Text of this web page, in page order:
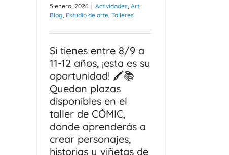
5 enero, 2026 | Actividades, Art,
Blog, Estudio de arte, Talleres
Si tienes entre 8/9 a
11-12 años, ¡esta es su
oportunidad! 🖍️📚
Quedan plazas
disponibles en el
taller de CÓMIC,
donde aprenderás a
crear personajes,
historias y viñetas de